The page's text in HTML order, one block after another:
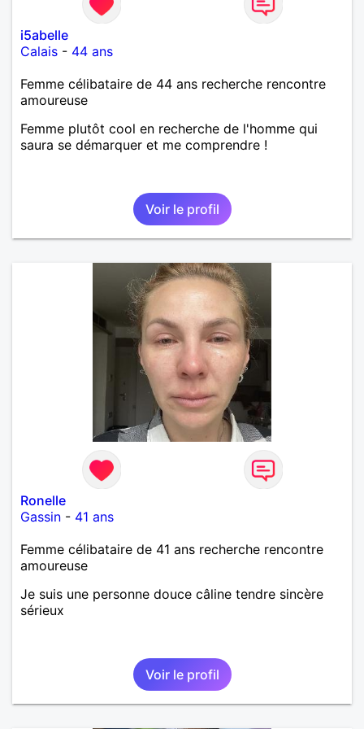
i5abelle
Calais - 44 ans
Femme célibataire de 44 ans recherche rencontre
amoureuse
Femme plutôt cool en recherche de l'homme qui
saura se démarquer et me comprendre !
Voir le profil
Ronelle
Gassin - 41 ans
Femme célibataire de 41 ans recherche rencontre
amoureuse
Je suis une personne douce câline tendre sincère
sérieux
Voir le profil